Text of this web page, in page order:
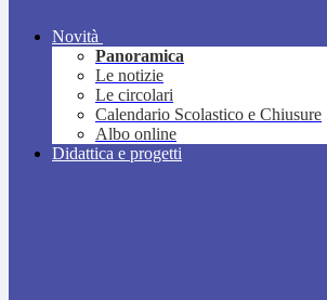
Novità
Panoramica
Le notizie
Le circolari
Calendario Scolastico e Chiusure
Albo online
Didattica e progetti